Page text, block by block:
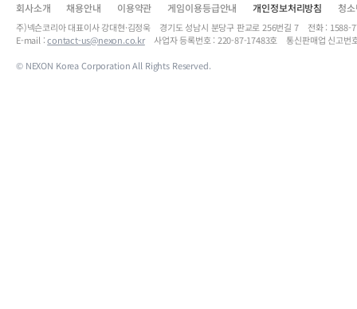
회사소개 채용안내 이용약관 게임이용등급안내 개인정보처리방침 청
주)넥슨코리아 대표이사 강대현·김정욱 경기도 성남시 분당구 판교로 256번길 7 전화 :
E-mail :contact-us@nexon.co.kr사업자 등록번호 : 220-87-17483호 통신판매업 신고번
© NEXON Korea Corporation All Rights Reserved.